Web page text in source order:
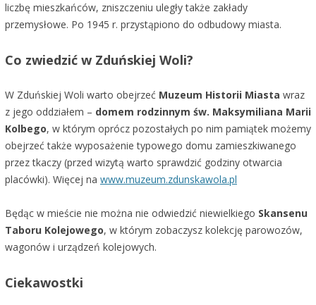
liczbę mieszkańców, zniszczeniu uległy także zakłady
przemysłowe. Po 1945 r. przystąpiono do odbudowy miasta.
Co zwiedzić w Zduńskiej Woli?
W Zduńskiej Woli warto obejrzeć Muzeum Historii Miasta wraz
z jego oddziałem – domem rodzinnym św. Maksymiliana Marii
Kolbego, w którym oprócz pozostałych po nim pamiątek możemy
obejrzeć także wyposażenie typowego domu zamieszkiwanego
przez tkaczy (przed wizytą warto sprawdzić godziny otwarcia
placówki). Więcej na www.muzeum.zdunskawola.pl
Będąc w mieście nie można nie odwiedzić niewielkiego Skansenu
Taboru Kolejowego, w którym zobaczysz kolekcję parowozów,
wagonów i urządzeń kolejowych.
Ciekawostki